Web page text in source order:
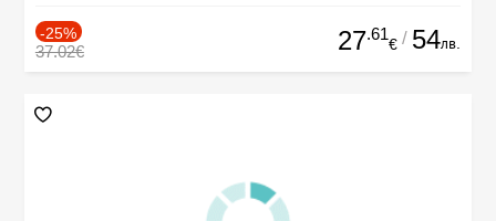
-25%
37.02€ 27.61
€ / 54лв.